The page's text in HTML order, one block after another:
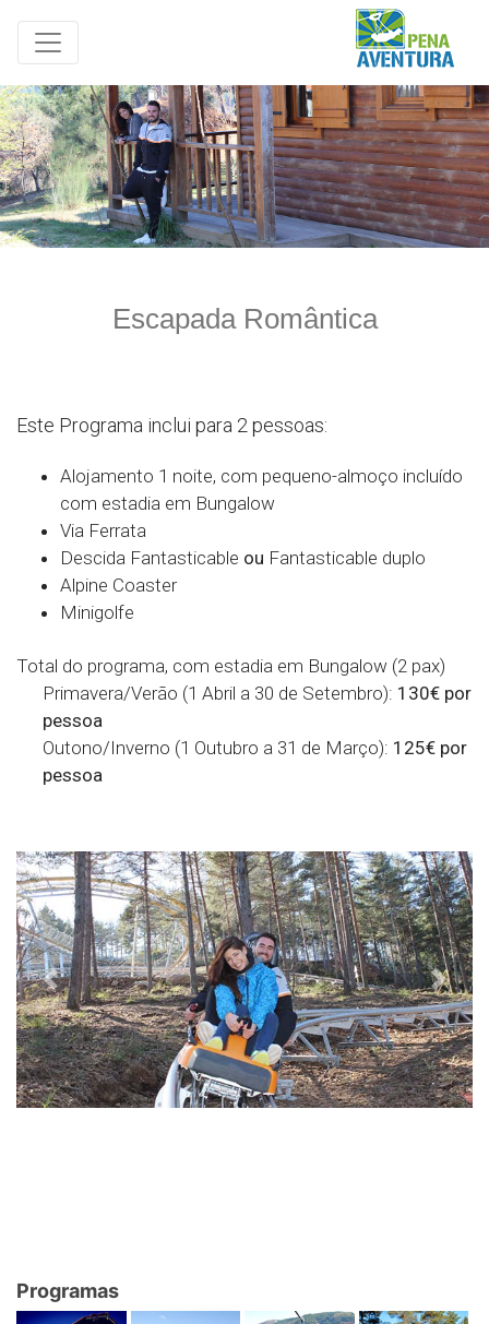
Escapada Romântica
Este Programa inclui para 2 pessoas:
Alojamento 1 noite, com pequeno-almoço incluído
com estadia em Bungalow
Via Ferrata
Descida Fantasticable ou Fantasticable duplo
Alpine Coaster
Minigolfe
Total do programa, com estadia em Bungalow (2 pax)
Primavera/Verão (1 Abril a 30 de Setembro): 130€ por
pessoa
Outono/Inverno (1 Outubro a 31 de Março): 125€ por
pessoa
Previous Next
Programas